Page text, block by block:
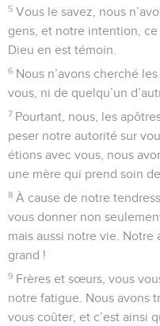
5 Vous le savez, nous
gens, et notre intention, ce
Dieu en est témoin.
6 Nous n’avons cherché
vous, ni de quelqu’un
7 Pourtant, nous, les
peser notre autorité sur
étions avec vous, nous
une mère qui prend soin
8 À cause de notre
vous donner non
mais aussi notre vie.
grand !
9 Frères et sœurs, vous
notre fatigue. Nous avons
vous coûter, et c’est ainsi